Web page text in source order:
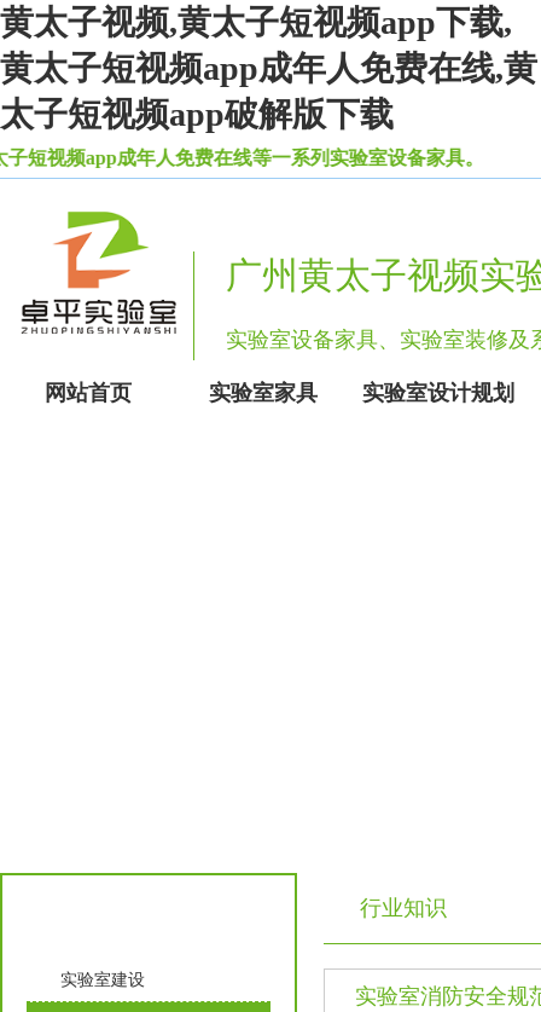
黄太子视频,黄太子短视频app下载,
黄太子短视频app成年人免费在线,黄
太子短视频app破解版下载
视频app成年人免费在线等一系列实验室设备家具。
广州黄太子视频实
实验室设备家具、实验室装修
网站首页 实验室家具 实验室设计规划
实验室建设
行业知识
实验室消防安全规